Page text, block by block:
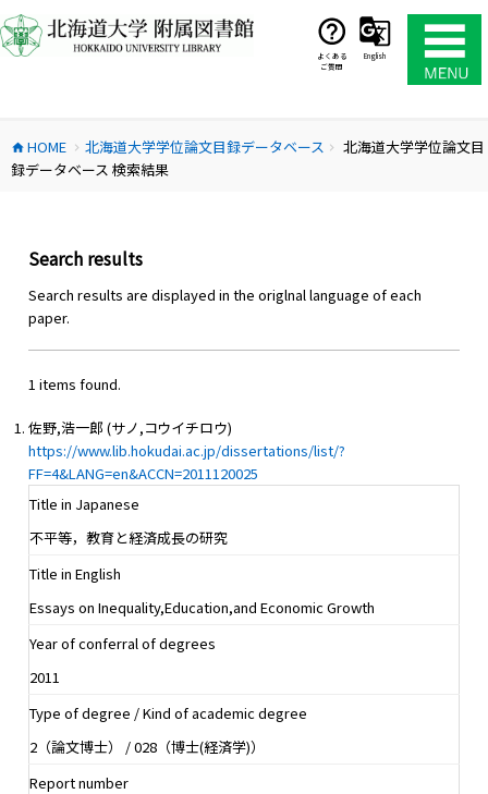
ン
テ
ス
キ
よくある
ご質問
English
home HOME chevron_right 北海道大学学位論文目録データベース chevron_right
北海道大学学位論文目
録データベース 検索結果
Search results
Search results are displayed in the origlnal language of each
paper.
1 items found.
佐野,浩一郎 (サノ,コウイチロウ)
https://www.lib.hokudai.ac.jp/dissertations/list/?
FF=4&LANG=en&ACCN=2011120025
Title in Japanese
不平等，教育と経済成長の研究
Title in English
Essays on Inequality,Education,and Economic Growth
Year of conferral of degrees
2011
Type of degree / Kind of academic degree
2（論文博士） / 028（博士(経済学)）
Report number